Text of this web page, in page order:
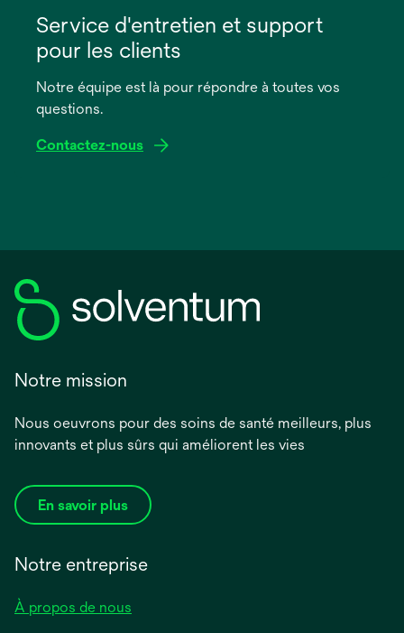
dans
nouvel
onglet
Service d'entretien et support
pour les clients
Notre équipe est là pour répondre à toutes vos
questions.
Contactez-nous
Notre mission
Nous oeuvrons pour des soins de santé meilleurs, plus
innovants et plus sûrs qui améliorent les vies
En savoir plus
Notre entreprise
À propos de nous